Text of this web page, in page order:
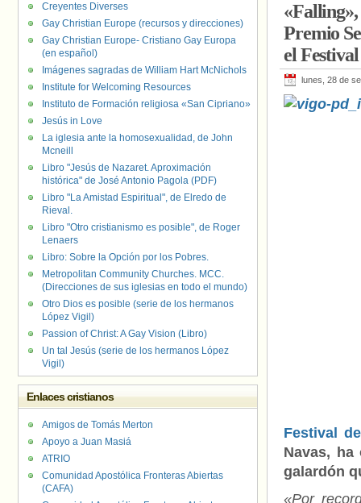
Premio
el Festival
lunes, 28 de
Festival
Navas,
galardón
«Por
Creyentes Diverses
Gay Christian Europe (recursos y direcciones)
Gay Christian Europe- Cristiano Gay Europa
(en español)
Imágenes sagradas de William Hart McNichols
Institute for Welcoming Resources
Instituto de Formación religiosa «San Cipriano»
Jesús in Love
La iglesia ante la homosexualidad, de John
Mcneill
Libro "Jesús de Nazaret. Aproximación
histórica" de José Antonio Pagola (PDF)
Libro "La Amistad Espiritual", de Elredo de
Rieval.
Libro "Otro cristianismo es posible", de Roger
Lenaers
Libro: Sobre la Opción por los Pobres.
Metropolitan Community Churches. MCC.
(Direcciones de sus iglesias en todo el mundo)
Otro Dios es posible (serie de los hermanos
López Vigil)
Passion of Christ: A Gay Vision (Libro)
Un tal Jesús (serie de los hermanos López
Vigil)
Enlaces cristianos
Amigos de Tomás Merton
Apoyo a Juan Masiá
ATRIO
Comunidad Apostólica Fronteras Abiertas
(CAFA)